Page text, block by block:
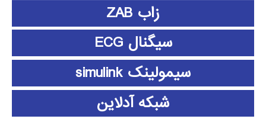
زاب ZAB
سیگنال ECG
سیمولینک simulink
شبکه آدلاین